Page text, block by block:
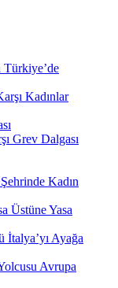
Türkiye’de
Kadınlar
Grev Dalgası
Kadın
Üstüne Yasa
Ayağa
Avrupa